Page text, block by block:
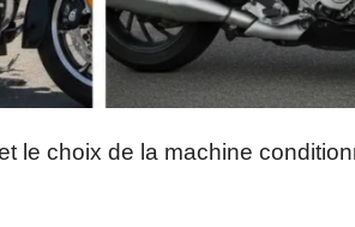
le choix de la machine